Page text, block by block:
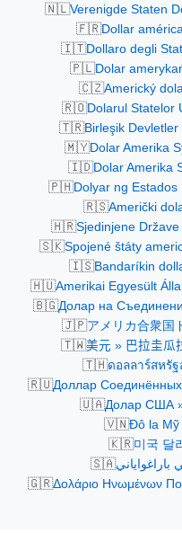
🇳🇱Verenigde Staten
🇫🇷Dollar
🇮🇹Dollaro degli
🇵🇱Dolar
🇨🇿Americký
🇷🇴Dolarul Statelor
🇹🇷Birleşik Devletler
🇲🇾Dolar Amerika
🇮🇩Dolar Amerika
🇵🇭Dolyar ng
🇷🇸Američki
🇭🇷Sjedinjene
🇸🇰Spojené štáty
🇮🇸Bandaríkin
🇭🇺Amerikai Egyesült
🇧🇬Долар на
🇯🇵アメリカ合衆国
🇹🇼美元 » 巴拉圭瓜
🇹🇭ดอลลาร์สหรัฐ
🇷🇺Доллар Соединённых
🇺🇦Долар США »
🇻🇳Đô la Mỹ
🇰🇷미국 달
🇸🇦باراغواياني
🇬🇷Δολάριο Ηνωμένων